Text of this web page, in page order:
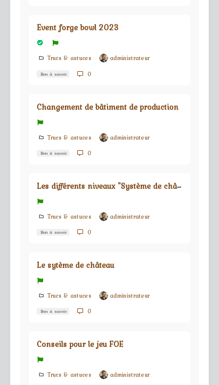
Event forge bowl 2023
Trucs & astuces administrateur
Bon à savoir 0
Changement de bâtiment de production
Trucs & astuces administrateur
Bon à savoir 0
L
es différents niveaux "Système de château"
Trucs & astuces administrateur
Bon à savoir 0
Le sytème de château
Trucs & astuces administrateur
Bon à savoir 0
Conseils pour le jeu FOE
Trucs & astuces
administrateur